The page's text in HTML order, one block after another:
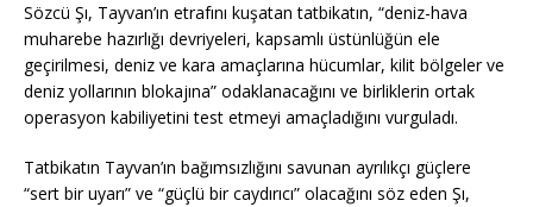
Sözcü Şı, Tayvan’ın etrafını kuşatan tatbikatın, “deniz-hava
muharebe hazırlığı devriyeleri, kapsamlı üstünlüğün ele
geçirilmesi, deniz ve kara amaçlarına hücumlar, kilit bölgeler ve
deniz yollarının blokajına” odaklanacağını ve birliklerin ortak
operasyon kabiliyetini test etmeyi amaçladığını vurguladı.
Tatbikatın Tayvan’ın bağımsızlığını savunan ayrılıkçı güçlere
“sert bir uyarı” ve “güçlü bir caydırıcı” olacağını söz eden Şı,